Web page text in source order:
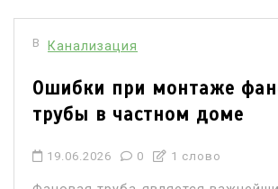
В Канализация
Ошибки при монтаже
трубы в частном доме
19.06.2026 0 1 слово